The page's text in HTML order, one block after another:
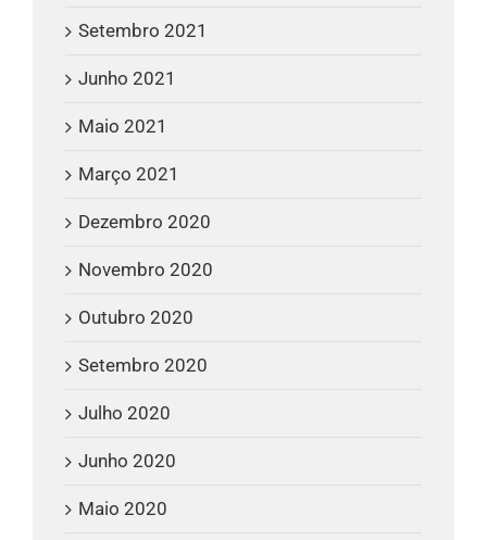
Setembro 2021
Junho 2021
Maio 2021
Março 2021
Dezembro 2020
Novembro 2020
Outubro 2020
Setembro 2020
Julho 2020
Junho 2020
Maio 2020